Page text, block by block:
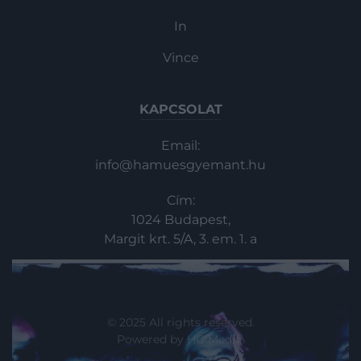
In
Vince
KAPCSOLAT
Email:
info@hamuesgyemant.hu
Cím:
1024 Budapest,
Margit krt. 5/A, 3. em. 1. a
© 2025 All rights reserved.
Powered byHG Media.